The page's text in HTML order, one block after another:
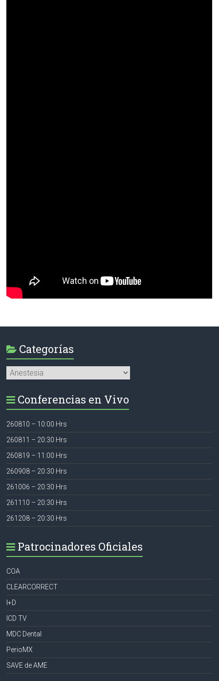
Categorías
Categorías
Conferencias en Vivo
260810 – 10:00 Hrs
260811 – 20:30 Hrs
260819 – 11:00 Hrs
260908 – 20:30 Hrs
261006 – 20:30 Hrs
261110 – 20:30 Hrs
261208 – 20:30 Hrs
Patrocinadores Oficiales
COA
CLEARCORRECT
I+D
ICD TV
MDC Dental
PerioMX
SAVE de AME